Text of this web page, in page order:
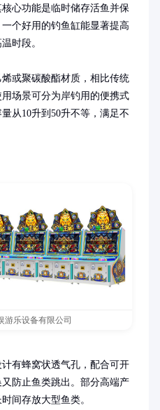
心功能是临时储存活鱼并保
个好用的钓鱼缸能显著提高
时段。
或聚碳酸酯材质，相比传统
场景可分为岸钓用的便携式
从10升到50升不等，满足不
游乐设备有限公司
有蜂窝状透气孔，配合可开
防止鱼类跳出。部分高端产
间存放大型鱼类。